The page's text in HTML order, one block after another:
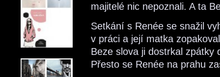
majitelé nic nepoznali. A ta
Setkání s Renée se snažil
v práci a její matka
Beze slova ji dostrkal
Přesto se Renée na prahu